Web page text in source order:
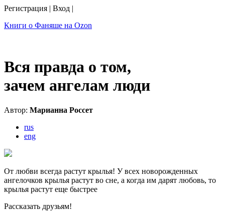
Регистрация | Вход |
Книги о Фаняше на Ozon
Вся правда о том,
зачем ангелам люди
Автор: Марианна Россет
rus
eng
От любви всегда растут крылья! У всех новорожденных
ангелочков крылья растут во сне, а когда им дарят любовь, то
крылья растут еще быстрее
Рассказать друзьям!